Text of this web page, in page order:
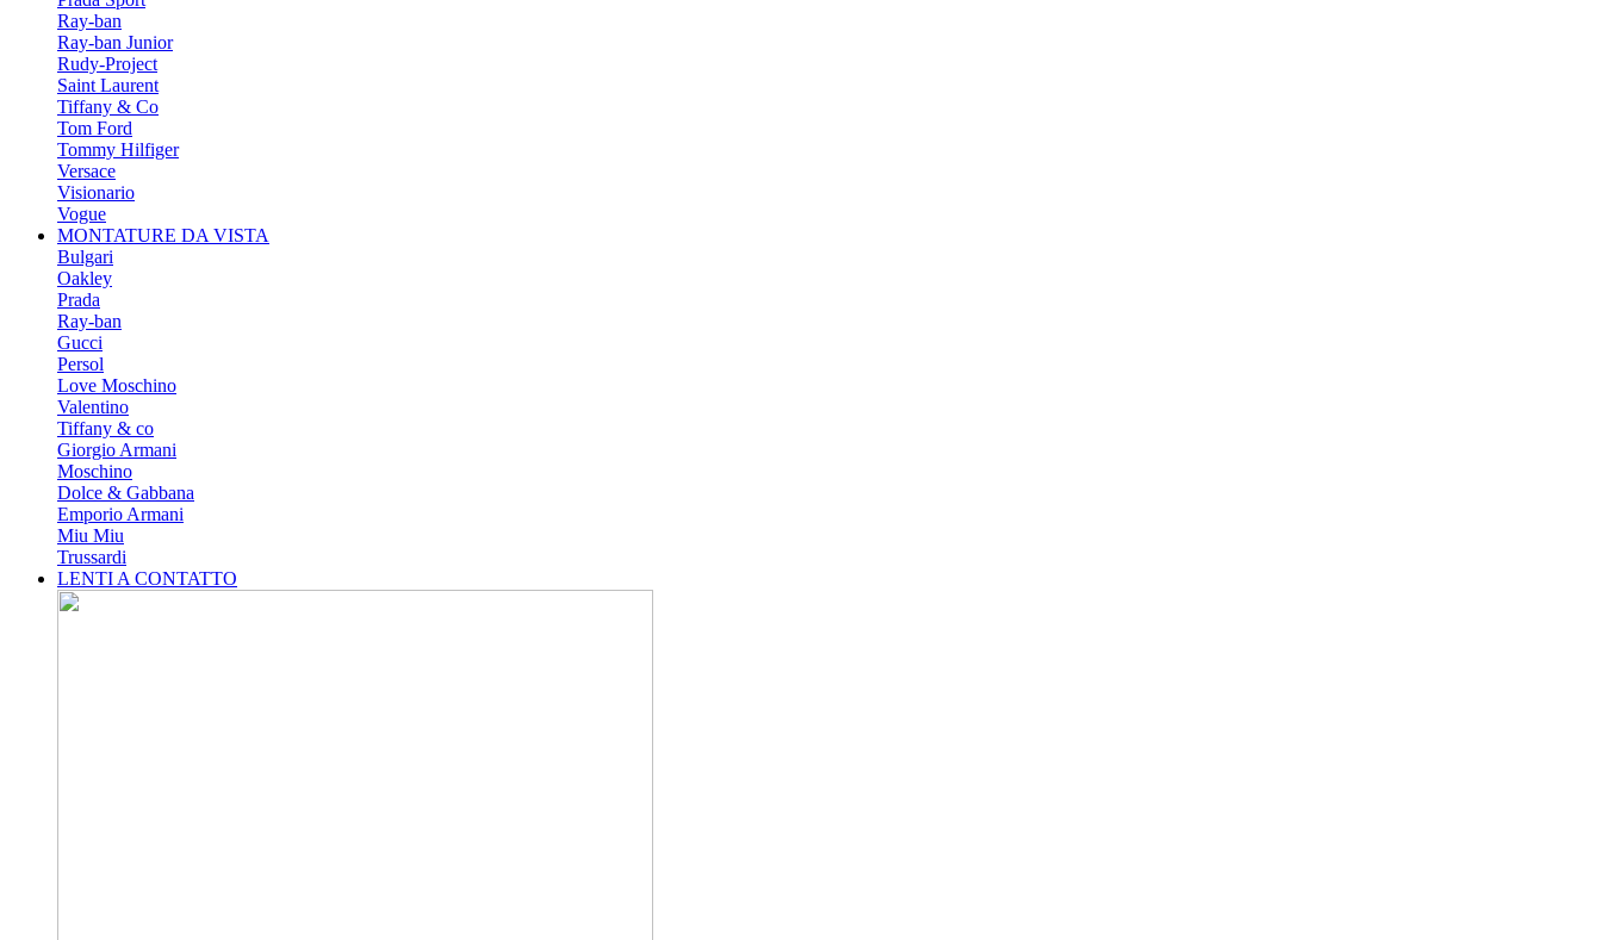
Ray-ban
Ray-ban Junior
Rudy-Project
Saint Laurent
Tiffany & Co
Tom Ford
Tommy Hilfiger
Versace
Visionario
Vogue
MONTATURE DA VISTA
Bulgari
Oakley
Prada
Ray-ban
Gucci
Persol
Love Moschino
Valentino
Tiffany & co
Giorgio Armani
Moschino
Dolce & Gabbana
Emporio Armani
Miu Miu
Trussardi
LENTI A CONTATTO